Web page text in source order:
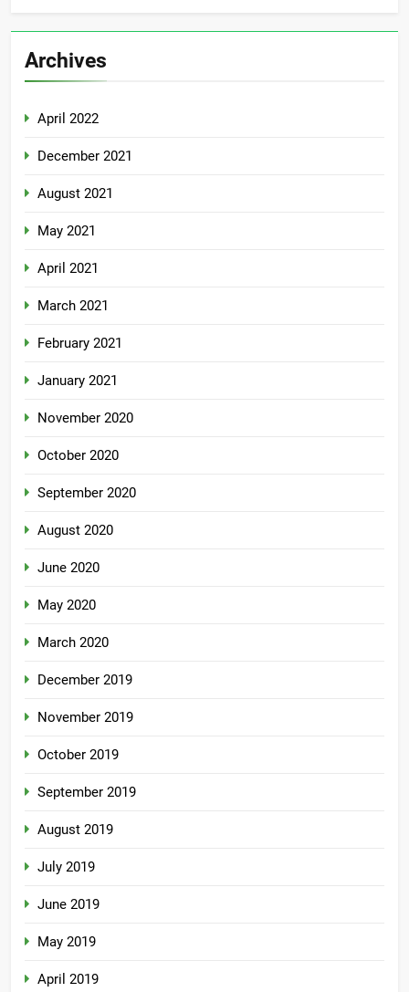
Archives
April 2022
December 2021
August 2021
May 2021
April 2021
March 2021
February 2021
January 2021
November 2020
October 2020
September 2020
August 2020
June 2020
May 2020
March 2020
December 2019
November 2019
October 2019
September 2019
August 2019
July 2019
June 2019
May 2019
April 2019